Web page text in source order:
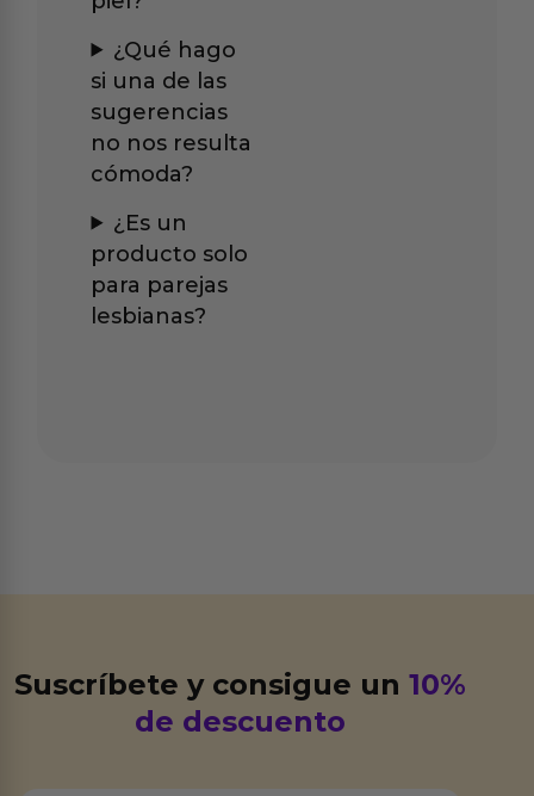
¿Qué hago
si una de las
sugerencias
no nos resulta
cómoda?
¿Es un
producto solo
para parejas
lesbianas?
Suscríbete y consigue un10%
de descuento